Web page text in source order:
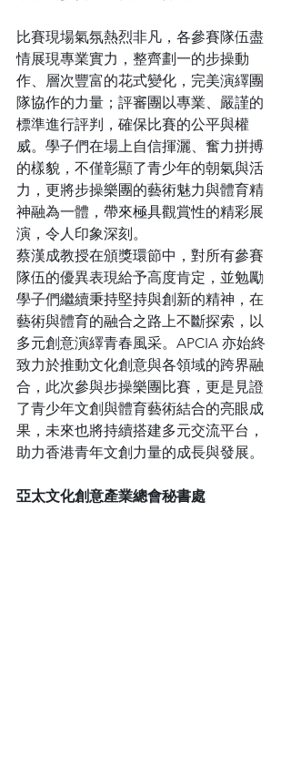
比賽現場氣氛熱烈非凡，各參賽隊伍盡
情展現專業實力，整齊劃一的步操動
作、層次豐富的花式變化，完美演繹團
隊協作的力量；評審團以專業、嚴謹的
標準進行評判，確保比賽的公平與權
威。學子們在場上自信揮灑、奮力拼搏
的樣貌，不僅彰顯了青少年的朝氣與活
力，更將步操樂團的藝術魅力與體育精
神融為一體，帶來極具觀賞性的精彩展
演，令人印象深刻。
蔡漢成教授在頒獎環節中，對所有參賽
隊伍的優異表現給予高度肯定，並勉勵
學子們繼續秉持堅持與創新的精神，在
藝術與體育的融合之路上不斷探索，以
多元創意演繹青春風采。APCIA 亦始終
致力於推動文化創意與各領域的跨界融
合，此次參與步操樂團比賽，更是見證
了青少年文創與體育藝術結合的亮眼成
果，未來也將持續搭建多元交流平台，
助力香港青年文創力量的成長與發展。
亞太文化創意產業總會秘書處